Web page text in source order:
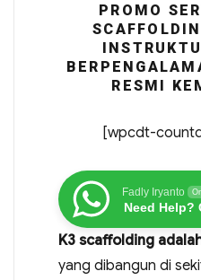
PROMO
RESMI
[wpcdt-
Fadly Iryanto
Need Help?
K3 scaffolding
yang dibangun di